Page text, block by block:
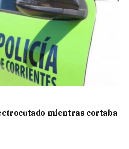
mientras cortaba